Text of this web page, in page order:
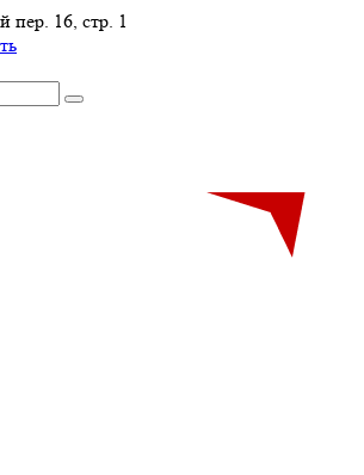
пер. 16, стр. 1